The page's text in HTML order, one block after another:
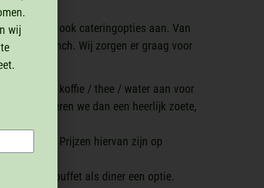
bieden wij ook cateringopties aan. Van
lunch. Wij zorgen er graag voor
onbeperkt koffie / thee / water aan voor
koffie serveren we dan een heerlijk zoete,
aanbieden. Prijzen hiervan zijn op
een warm buffet als diner een optie.
wij